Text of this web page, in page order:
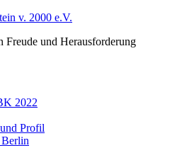
v. 2000 e.V.
Freude und Herausforderung
2022
Profil